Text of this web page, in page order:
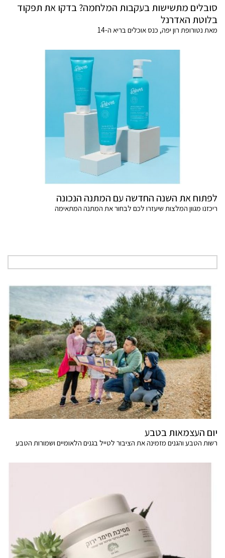
סובלים מתשישות בעקבות המלחמה? בדקו את תפקוד
בלוטת האדרנל
מאת נטורופת רון יפה, כנס אוכלים בריא ה-14
לפתוח את השנה החדשה עם המתנה הנכונה
ריכזנו מגוון המלצות שיעזרו לכם לבחור את המתנה המתאימה
יום העצמאות בטבע
רשות הטבע והגנים מזמינה את הציבור לטייל בגנים הלאומיים ושמורות הטבע